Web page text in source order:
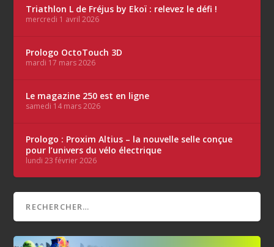
Triathlon L de Fréjus by Ekoï : relevez le défi !
mercredi 1 avril 2026
Prologo OctoTouch 3D
mardi 17 mars 2026
Le magazine 250 est en ligne
samedi 14 mars 2026
Prologo : Proxim Altius – la nouvelle selle conçue
pour l’univers du vélo électrique
lundi 23 février 2026